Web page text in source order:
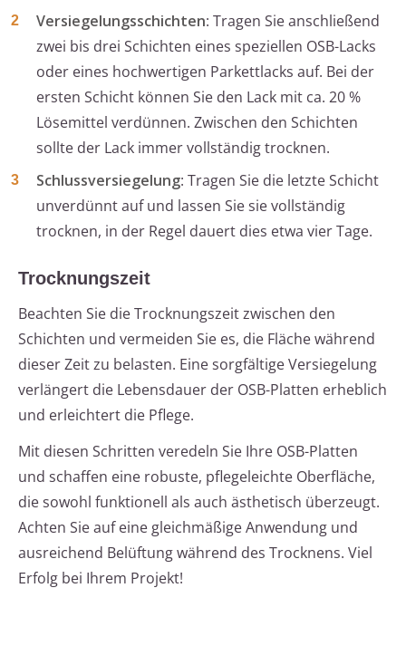
Versiegelungsschichten: Tragen Sie anschließend
zwei bis drei Schichten eines speziellen OSB-Lacks
oder eines hochwertigen Parkettlacks auf. Bei der
ersten Schicht können Sie den Lack mit ca. 20 %
Lösemittel verdünnen. Zwischen den Schichten
sollte der Lack immer vollständig trocknen.
Schlussversiegelung: Tragen Sie die letzte Schicht
unverdünnt auf und lassen Sie sie vollständig
trocknen, in der Regel dauert dies etwa vier Tage.
Trocknungszeit
Beachten Sie die Trocknungszeit zwischen den
Schichten und vermeiden Sie es, die Fläche während
dieser Zeit zu belasten. Eine sorgfältige Versiegelung
verlängert die Lebensdauer der OSB-Platten erheblich
und erleichtert die Pflege.
Mit diesen Schritten veredeln Sie Ihre OSB-Platten
und schaffen eine robuste, pflegeleichte Oberfläche,
die sowohl funktionell als auch ästhetisch überzeugt.
Achten Sie auf eine gleichmäßige Anwendung und
ausreichend Belüftung während des Trocknens. Viel
Erfolg bei Ihrem Projekt!